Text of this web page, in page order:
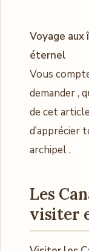
Voyage
éternel
Vous
demander ,
de cet
d’apprécier
archipel .
Les
visiter